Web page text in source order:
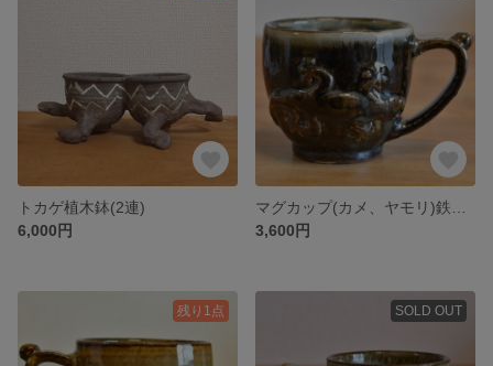
トカゲ植木鉢(2連)
6,000円
3,600円
残り1点 SOLD OUT